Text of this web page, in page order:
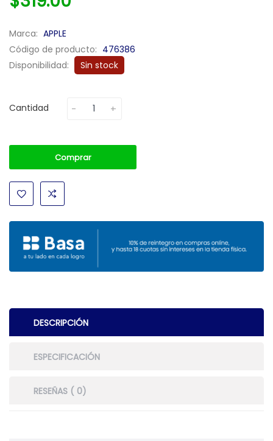
Marca: APPLE
Código de producto: 476386
Disponibilidad:
Sin stock
Cantidad
Comprar
DESCRIPCIÓN
ESPECIFICACIÓN
RESEÑAS ( 0)